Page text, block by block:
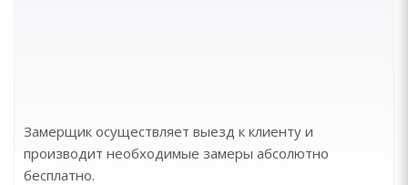
Замерщик осуществляет выезд к клиенту и
производит необходимые замеры абсолютно
бесплатно.